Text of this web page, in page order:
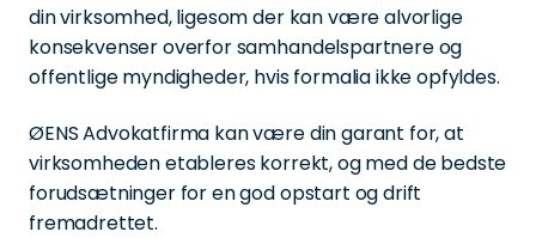
din virksomhed, ligesom der kan være alvorlige
konsekvenser overfor samhandelspartnere og
offentlige myndigheder, hvis formalia ikke opfyldes.
ØENS Advokatfirma kan være din garant for, at
virksomheden etableres korrekt, og med de bedste
forudsætninger for en god opstart og drift
fremadrettet.